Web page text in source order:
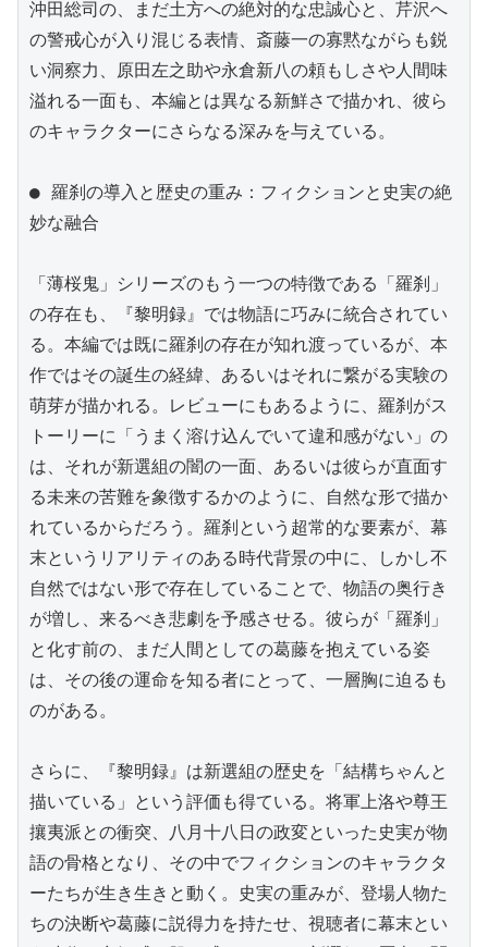
沖田総司の、まだ土方への絶対的な忠誠心と、芹沢へ
の警戒心が入り混じる表情、斎藤一の寡黙ながらも鋭
い洞察力、原田左之助や永倉新八の頼もしさや人間味
溢れる一面も、本編とは異なる新鮮さで描かれ、彼ら
のキャラクターにさらなる深みを与えている。
● 羅刹の導入と歴史の重み：フィクションと史実の絶
妙な融合
「薄桜鬼」シリーズのもう一つの特徴である「羅刹」
の存在も、『黎明録』では物語に巧みに統合されてい
る。本編では既に羅刹の存在が知れ渡っているが、本
作ではその誕生の経緯、あるいはそれに繋がる実験の
萌芽が描かれる。レビューにもあるように、羅刹がス
トーリーに「うまく溶け込んでいて違和感がない」の
は、それが新選組の闇の一面、あるいは彼らが直面す
る未来の苦難を象徴するかのように、自然な形で描か
れているからだろう。羅刹という超常的な要素が、幕
末というリアリティのある時代背景の中に、しかし不
自然ではない形で存在していることで、物語の奥行き
が増し、来るべき悲劇を予感させる。彼らが「羅刹」
と化す前の、まだ人間としての葛藤を抱えている姿
は、その後の運命を知る者にとって、一層胸に迫るも
のがある。
さらに、『黎明録』は新選組の歴史を「結構ちゃんと
描いている」という評価も得ている。将軍上洛や尊王
攘夷派との衝突、八月十八日の政変といった史実が物
語の骨格となり、その中でフィクションのキャラクタ
ーたちが生き生きと動く。史実の重みが、登場人物た
ちの決断や葛藤に説得力を持たせ、視聴者に幕末とい